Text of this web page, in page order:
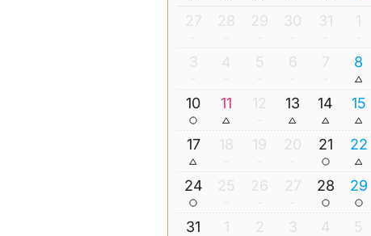
27 28 29 30 31 1
3 4 5 6 7 8
10 11 12 13 14 15
17 18 19 20 21 22
24 25 26 27 28 29
31 1 2 3 4 5